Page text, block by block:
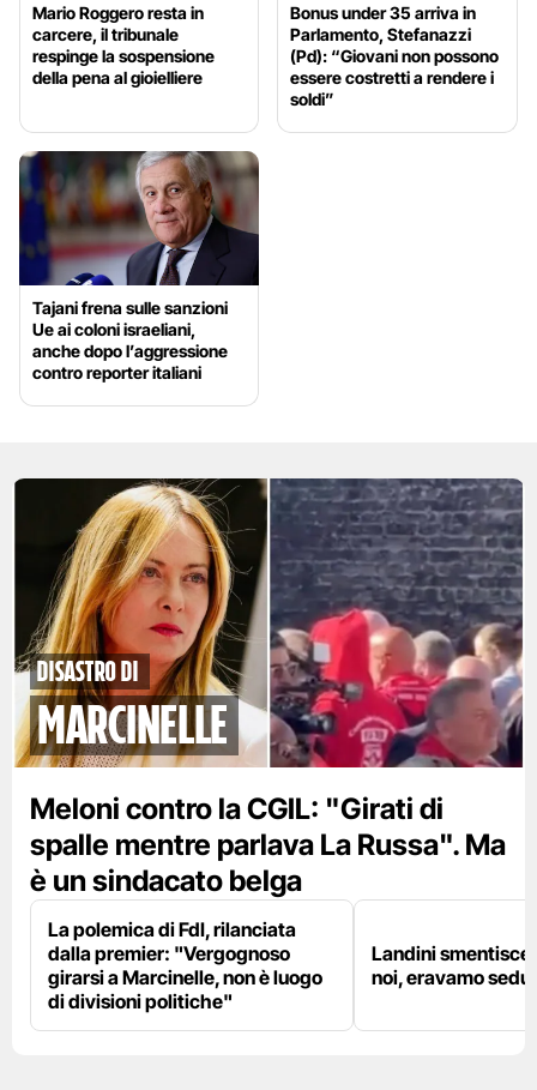
Mario Roggero resta in
carcere, il tribunale
respinge la sospensione
della pena al gioielliere
Bonus under 35 arriva in
Parlamento, Stefanazzi
(Pd): “Giovani non possono
essere costretti a rendere i
soldi”
Tajani frena sulle sanzioni
Ue ai coloni israeliani,
anche dopo l’aggressione
contro reporter italiani
disastro di
marcinelle
Meloni contro la CGIL: "Girati di
spalle mentre parlava La Russa". Ma
è un sindacato belga
La polemica di FdI, rilanciata
dalla premier: "Vergognoso
girarsi a Marcinelle, non è luogo
di divisioni politiche"
Landini
noi, eravamo